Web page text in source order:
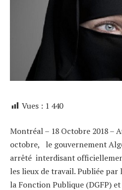
Vues : 1 440
Montréal – 18 Octobre 2018 –
octobre, le gouvernement
arrêté interdisant
les lieux de travail. Publiée
la Fonction Publique (DGFP)